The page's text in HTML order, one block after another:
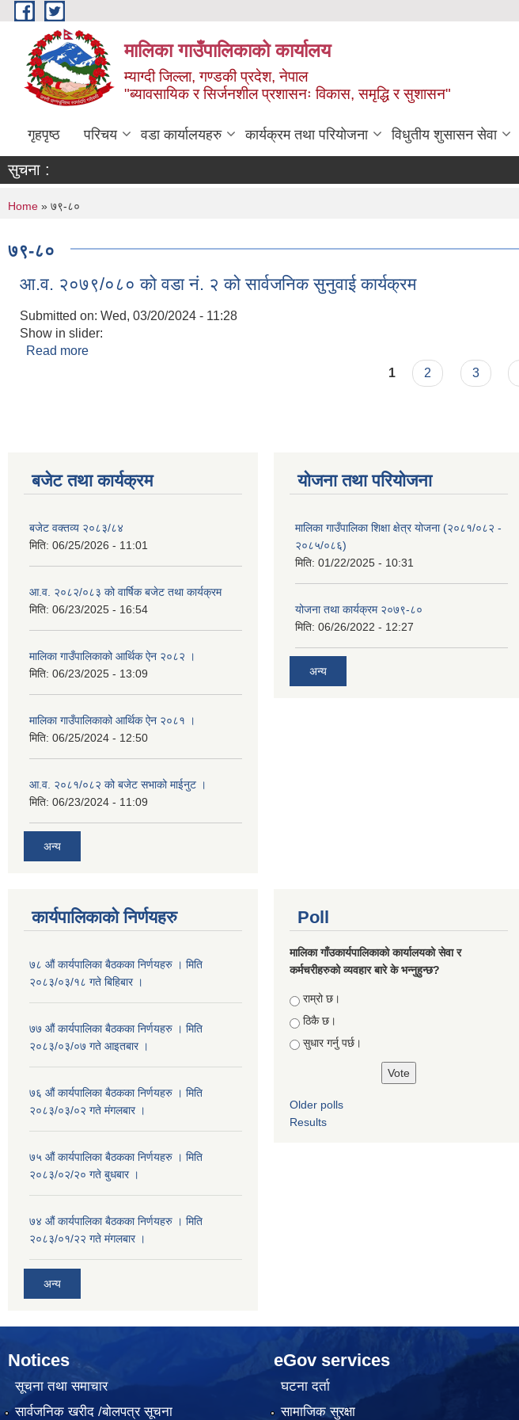
Skip to main content
मालिका गाउँपालिकाको कार्यालय
म्याग्दी जिल्ला, गण्डकी प्रदेश, नेपाल
"ब्यावसायिक र सिर्जनशील प्रशासनः विकास, समृद्धि र सुशासन"
गृहपृष्ठ परिचय वडा कार्यालयहरु कार्यक्रम तथा परियोजना विधुतीय शुसासन सेवा
सुचना :
You are here
Home » ७९-८०
७९-८०
आ.व. २०७९/०८० को वडा नं. २ को सार्वजनिक सुनुवाई कार्यक्रम
Submitted on: Wed, 03/20/2024 - 11:28
Show in slider:
Read more
1 2 3
बजेट तथा कार्यक्रम
बजेट वक्तव्य २०८३/८४
मिति: 06/25/2026 - 11:01
आ.व. २०८२/०८३ को वार्षिक बजेट तथा कार्यक्रम
मिति: 06/23/2025 - 16:54
मालिका गाउँपालिकाको आर्थिक ऐन २०८२ ।
मिति: 06/23/2025 - 13:09
मालिका गाउँपालिकाको आर्थिक ऐन २०८१ ।
मिति: 06/25/2024 - 12:50
आ.व. २०८१/०८२ को बजेट सभाको माईनुट ।
मिति: 06/23/2024 - 11:09
अन्य
योजना तथा परियोजना
मालिका गाउँपालिका शिक्षा क्षेत्र योजना (२०८१/०८२ -
२०८५/०८६)
मिति: 01/22/2025 - 10:31
योजना तथा कार्यक्रम २०७९-८०
मिति: 06/26/2022 - 12:27
अन्य
कार्यपालिकाको निर्णयहरु
७८ औं कार्यपालिका बैठकका निर्णयहरु । मिति
२०८३/०३/१८ गते बिहिबार ।
७७ औं कार्यपालिका बैठकका निर्णयहरु । मिति
२०८३/०३/०७ गते आइतबार ।
७६ औं कार्यपालिका बैठकका निर्णयहरु । मिति
२०८३/०३/०२ गते मंगलबार ।
७५ औं कार्यपालिका बैठकका निर्णयहरु । मिति
२०८३/०२/२० गते बुधबार ।
७४ औं कार्यपालिका बैठकका निर्णयहरु । मिति
२०८३/०१/२२ गते मंगलबार ।
अन्य
Poll
मालिका गाँउकार्यपालिकाको कार्यालयको सेवा र
कर्मचरीहरुको व्यवहार बारे के भन्नुहुन्छ?
Choices
राम्रो छ।
ठिकै छ।
सुधार गर्नु पर्छ।
Older polls
Results
Notices
सूचना तथा समाचार
सार्वजनिक खरीद /बोलपत्र सूचना
eGov services
घटना दर्ता
सामाजिक सुरक्षा